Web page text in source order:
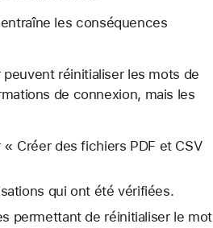
les conséquences
réinitialiser les mots de
de connexion, mais les
Créer des fichiers PDF et CSV
qui ont été vérifiées.
permettant de réinitialiser le mot